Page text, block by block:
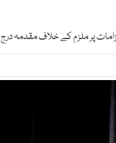
پر ملزم کے خلاف مقدمہ درج